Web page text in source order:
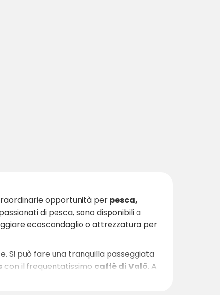
opportunità per pesca,
di pesca, sono disponibili a
ecoscandaglio o attrezzatura per
Si può fare una tranquilla passeggiata
con il frequentatissimo caffè di Valö. A